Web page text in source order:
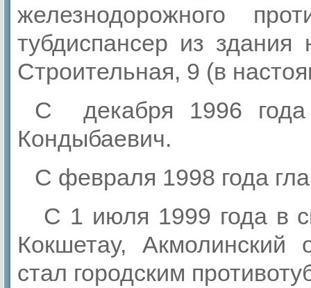
железнодорожного
тубдиспансер из
Строительная, 9 (в
С декабря 1996 года
Кондыбаевич.
С февраля 1998 года
С 1 июля 1999 года в
Кокшетау, Акмолинский
стал городским